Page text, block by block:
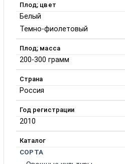
Плод; цвет
Белый
Темно-фиолетовый
Плод; масса
200-300 грамм
Страна
Россия
Год регистрации
2010
Каталог
СОРТА